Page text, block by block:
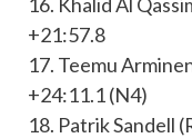
+21:57.8
17. Teemu
+24:11.1 (N4)
18. Patrik Sandell